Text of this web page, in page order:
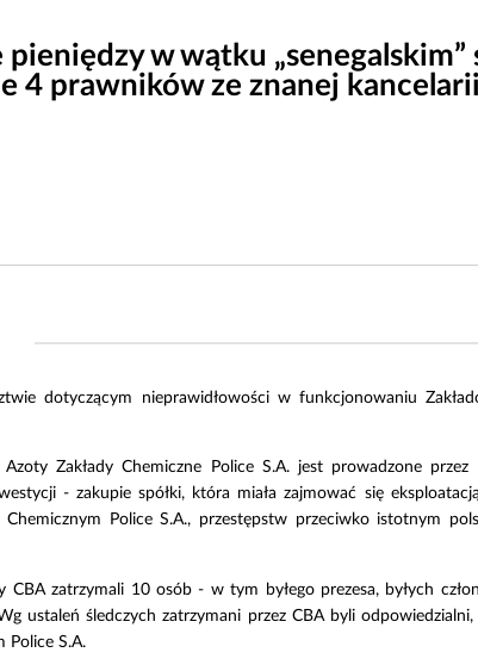
w wątku „senegalskim”
4 prawników ze znanej
dotyczącym nieprawidłowości w funkcjonowaniu
Zakłady Chemiczne Police S.A. jest prowadzone
- zakupie spółki, która miała zajmować się
Police S.A., przestępstw przeciwko istotnym
zatrzymali 10 osób - w tym byłego prezesa, byłych
ustaleń śledczych zatrzymani przez CBA byli
Police S.A.